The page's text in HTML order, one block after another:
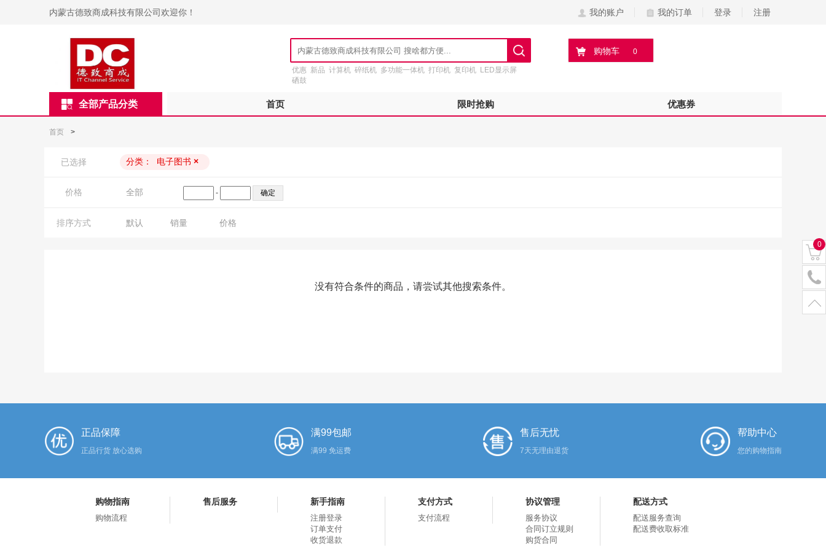
内蒙古德致商成科技有限公司欢迎你！ 我的账户 我的订单 登录 注册
购物车 0
优惠 新品 计算机 碎纸机 多功能一体机 打印机 复印机 LED显示屏
硒鼓
全部产品分类 首页 限时抢购 优惠券
首页 >
已选择 分类： 电子图书 ×
价格 全部 -
排序方式 默认 销量 价格
没有符合条件的商品，请尝试其他搜索条件。
正品保障
正品行货 放心选购
满99包邮
满99 免运费
售后无忧
7天无理由退货
帮助中心
您的购物指南
购物指南
购物流程
售后服务 新手指南
注册登录
订单支付
收货退款
支付方式
支付流程
协议管理
服务协议
合同订立规则
购货合同
配送方式
配送服务查询
配送费收取标准
0